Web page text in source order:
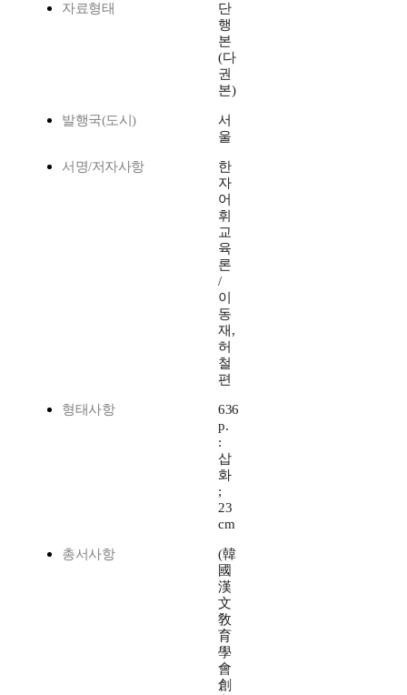
자료형태
단
행
본
(다
권
본)
발행국(도시)
서
울
서명/저자사항
한
자
어
휘
교
육
론
/
이
동
재,
허
철
편
형태사항
636
p.
:
삽
화
;
23
cm
총서사항
(韓
國
漢
文
敎
育
學
會
創